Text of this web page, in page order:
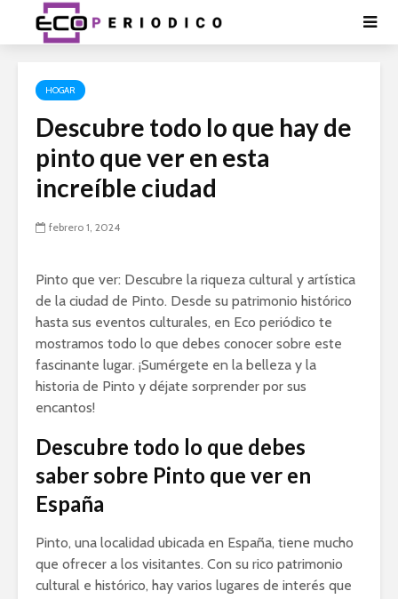
HOGAR
Descubre todo lo que hay de
pinto que ver en esta
increíble ciudad
febrero 1, 2024
Pinto que ver: Descubre la riqueza cultural y artística
de la ciudad de Pinto. Desde su patrimonio histórico
hasta sus eventos culturales, en Eco periódico te
mostramos todo lo que debes conocer sobre este
fascinante lugar. ¡Sumérgete en la belleza y la
historia de Pinto y déjate sorprender por sus
encantos!
Descubre todo lo que debes
saber sobre Pinto que ver en
España
Pinto, una localidad ubicada en España, tiene mucho
que ofrecer a los visitantes. Con su rico patrimonio
cultural e histórico, hay varios lugares de interés que